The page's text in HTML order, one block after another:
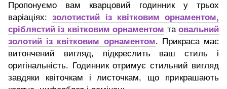
Пропонуємо вам кварцовий годинник у трьох
варіаціях:золотистий із квітковим орнаментом,
сріблястий із квітковим орнаментом таовальний
золотий із квітковим орнаментом. Прикраса має
витончений вигляд, підкреслить ваш стиль і
оригінальність. Годинник отримує стильний вигляд
завдяки квіточкам і листочкам, що прикрашають